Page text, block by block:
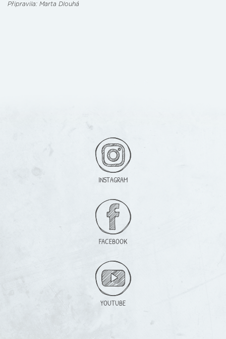
Připravila: Marta Dlouhá
INSTAGRAM
FACEBOOK
YOUTUBE